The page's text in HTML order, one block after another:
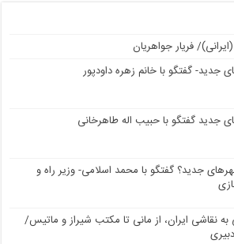
فریار جواهریان
جدید- گفتگو با خانم زهره داودپور
جدید گفتگو با حبیب اله طاهرخانی
جدید؟ گفتگو با محمد اسلامی- وزیر راه و
به نقاشی ایران، از مانی تا مکتب شیراز و ماتیس/